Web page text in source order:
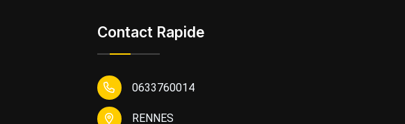
Contact Rapide
0633760014
RENNES